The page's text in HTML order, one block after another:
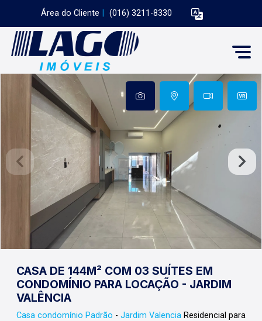
Área do Cliente (016) 3211-8330
CASA DE 144M² COM 03 SUÍTES EM
CONDOMÍNIO PARA LOCAÇÃO - JARDIM
VALÊNCIA
Casa condomínio Padrão - Jardim Valencia Residencial para